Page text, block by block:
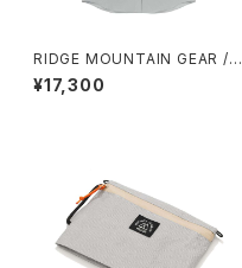
RIDGE MOUNTAIN GEAR / B
ASIC LONG SLEEVE SHIRT
（WOMEN）2026
¥17,300